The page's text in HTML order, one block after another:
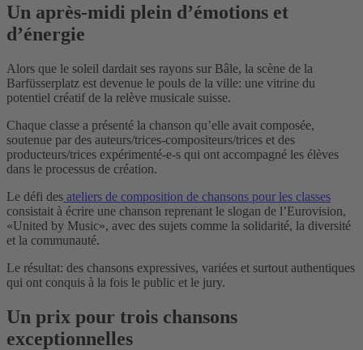
Un après-midi plein d’émotions et
d’énergie
Alors que le soleil dardait ses rayons sur Bâle, la scène de la
Barfüsserplatz est devenue le pouls de la ville: une vitrine du
potentiel créatif de la relève musicale suisse.
Chaque classe a présenté la chanson qu’elle avait composée,
soutenue par des auteurs/trices-compositeurs/trices et des
producteurs/trices expérimenté-e-s qui ont accompagné les élèves
dans le processus de création.
Le défi des ateliers de composition de chansons pour les classes
consistait à écrire une chanson reprenant le slogan de l’Eurovision,
«United by Music», avec des sujets comme la solidarité, la diversité
et la communauté.
Le résultat: des chansons expressives, variées et surtout authentiques
qui ont conquis à la fois le public et le jury.
Un prix pour trois chansons
exceptionnelles